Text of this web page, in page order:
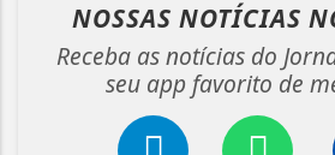
NOSSAS NOTÍCIAS
Receba as notícias do
seu app favorito de